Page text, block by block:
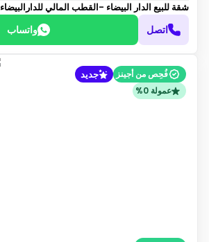
شقة للبيع الدار البيضاء -القطب المالي للدارالبيضاء
اتصل واتساب
فُحِص من أجينز جديد
عمولة 0%